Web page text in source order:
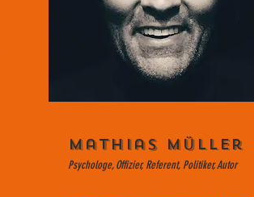
Mathias Müller
Psychologe, Offizier, Referent, Politiker, Autor